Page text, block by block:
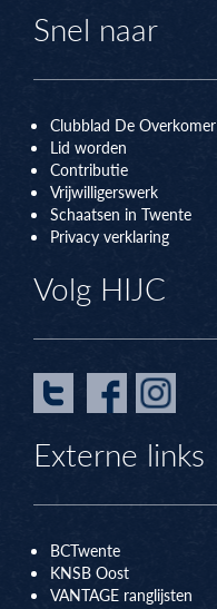
Snel naar
Clubblad De Overkomer
Lid worden
Contributie
Vrijwilligerswerk
Schaatsen in Twente
Privacy verklaring
Volg HIJC
Externe links
BCTwente
KNSB Oost
VANTAGE ranglijsten